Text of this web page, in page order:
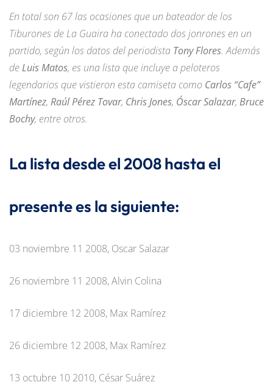
En total son 67 las ocasiones que un bateador de los
Tiburones de La Guaira ha conectado dos jonrones en un
partido, según los datos del periodista Tony Flores. Además
deLuis Matos, es una lista que incluye a peloteros
legendarios que vistieron esta camiseta como Carlos “Cafe”
Martínez, Raúl Pérez Tovar, Chris Jones, Óscar Salazar, Bruce
Bochy, entre otros.
La lista desde el 2008 hasta el
presente es la siguiente:
03 noviembre 11 2008, Oscar Salazar
26 noviembre 11 2008, Alvin Colina
17 diciembre 12 2008, Max Ramírez
26 diciembre 12 2008, Max Ramírez
13 octubre 10 2010, César Suárez